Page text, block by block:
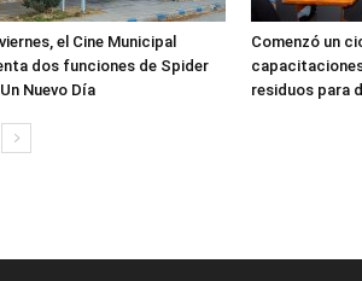
el Cine Municipal
dos funciones de Spider
Nuevo Día
Comenzó un
residuos para